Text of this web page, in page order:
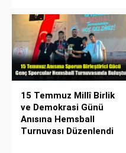
15 Temmuz Millî Birlik
ve Demokrasi Günü
Anısına Hemsball
Turnuvası Düzenlendi